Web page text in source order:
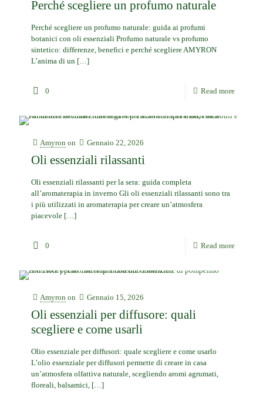
Perché scegliere un profumo naturale
Perché scegliere un profumo naturale: guida ai profumi
botanici con oli essenziali Profumo naturale vs profumo
sintetico: differenze, benefici e perché scegliere AMYRON
L’anima di un […]
0 Read more
Amyron on Gennaio 22, 2026
Oli essenziali rilassanti
Oli essenziali rilassanti per la sera: guida completa
all’aromaterapia in inverno Gli oli essenziali rilassanti sono tra
i più utilizzati in aromaterapia per creare un’atmosfera
piacevole […]
0 Read more
Amyron on Gennaio 15, 2026
Oli essenziali per diffusore: quali
scegliere e come usarli
Olio essenziale per diffusori: quale scegliere e come usarlo
L’olio essenziale per diffusori permette di creare in casa
un’atmosfera olfattiva naturale, scegliendo aromi agrumati,
floreali, balsamici, […]